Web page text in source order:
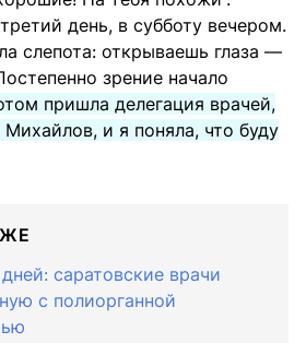
день, в субботу вечером.
слепота: открываешь глаза —
зрение начало
пришла делегация врачей,
и я поняла, что буду
саратовские врачи
с полиорганной